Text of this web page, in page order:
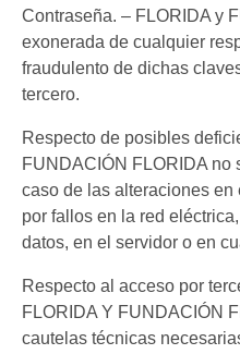
Contraseña. – FLORIDA y
exonerada de cualquier
fraudulento de dichas
tercero.
Respecto de posibles
FUNDACIÓN FLORIDA no
caso de las alteraciones
por fallos en la red
datos, en el servidor o en
Respecto al acceso por
FLORIDA Y FUNDACIÓN
cautelas técnicas